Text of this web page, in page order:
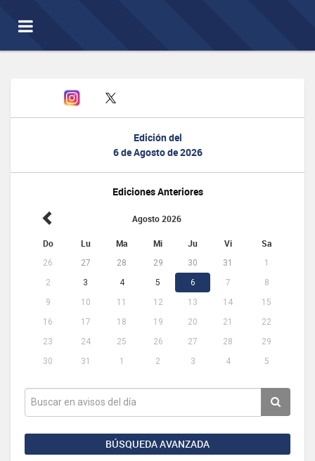
Toggle
navigation
Edición del
6 de Agosto de 2026
Ediciones Anteriores
Agosto 2026
Do Lu Ma Mi Ju Vi Sa
26 27 28 29 30 31
1
2
3 4 5 6 7
8
9
10 11 12 13 14
15
16
17 18 19 20 21
22
23
24 25 26 27 28
29
30
31 1 2 3 4 5
BÚSQUEDA AVANZADA